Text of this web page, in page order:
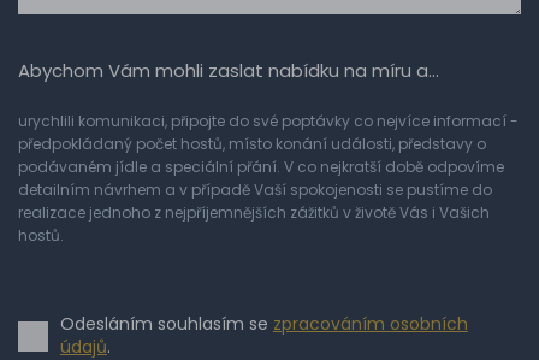
Abychom Vám mohli zaslat nabídku na míru a…
urychlili komunikaci, připojte do své poptávky co nejvíce informací -
předpokládaný počet hostů, místo konání události, představy o
podávaném jídle a speciální přání. V co nejkratší době odpovíme
detailním návrhem a v případě Vaší spokojenosti se pustíme do
realizace jednoho z nejpříjemnějších zážitků v životě Vás i Vašich
hostů.
Odesláním souhlasím se zpracováním osobních
údajů.